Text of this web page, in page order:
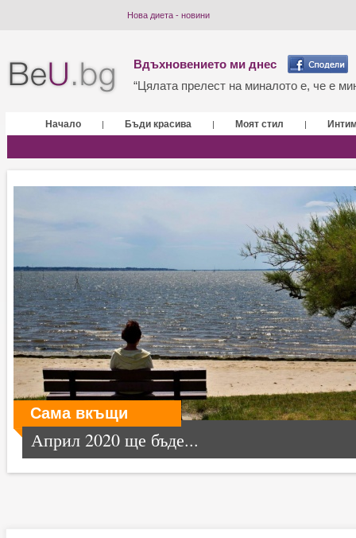
Нова диета - новини
Вдъхновението ми днес
“Цялата прелест на миналото е, че е
Начало | Бъди красива | Моят стил |
Сама вкъщи
Април 2020 ще бъде...